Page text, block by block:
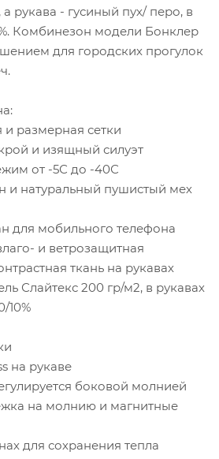
рукава - гусиный пух/ перо, в
Комбинезон модели Бонклер
для городских прогулок
размерная сетки
и изящный силуэт
от -5С до -40С
и натуральный пушистый мех
для мобильного телефона
и ветрозащитная
ткань на рукавах
Слайтекс 200 гр/м2, в рукавах
10%
на рукаве
боковой молнией
на молнию и магнитные
для сохранения тепла